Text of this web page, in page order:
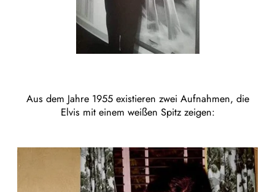
Aus dem Jahre 1955 existieren zwei Aufnahmen, die
Elvis mit einem weißen Spitz zeigen: